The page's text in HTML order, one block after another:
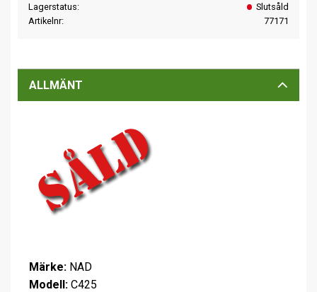
Lagerstatus
Slutsåld
Artikelnr
77171
ALLMÄNT
Märke: NAD
Modell: C425